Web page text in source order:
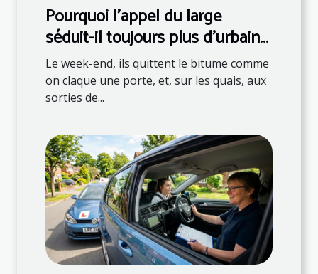
Pourquoi l’appel du large
séduit-il toujours plus d’urbains
?
Le week-end, ils quittent le bitume comme
on claque une porte, et, sur les quais, aux
sorties de...